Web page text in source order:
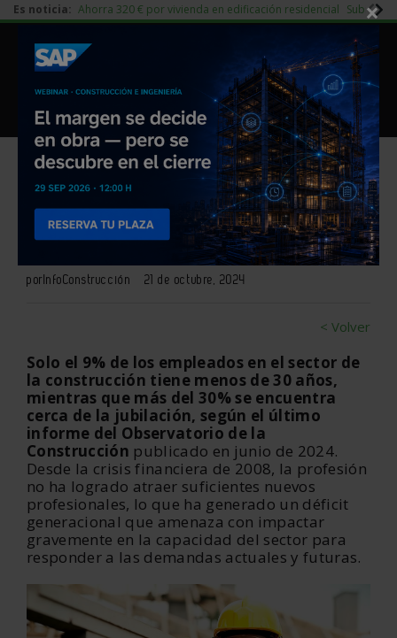
Es noticia: Ahorra 320 € por vivienda en edificación residencial Subida
Piedra Natural |
Redes Sociales
Es noticia
Registro
Desinterés de los jóvenes por
el sector de la construcción
porInfoConstrucción 21 de octubre, 2024
< Volver
Solo el 9% de los empleados en el sector de
la construcción tiene menos de 30 años,
mientras que más del 30% se encuentra
cerca de la jubilación, según el último
informe del Observatorio de la
Construcción publicado en junio de 2024.
Desde la crisis financiera de 2008, la profesión
no ha logrado atraer suficientes nuevos
profesionales, lo que ha generado un déficit
generacional que amenaza con impactar
gravemente en la capacidad del sector para
responder a las demandas actuales y futuras.
×